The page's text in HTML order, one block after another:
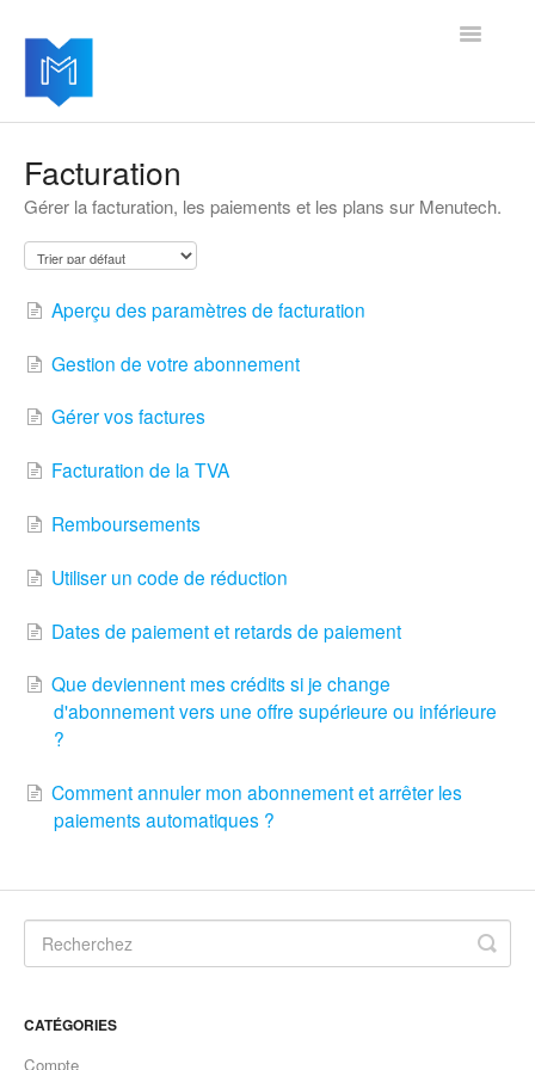
Toggle
Gestion des paramètres
Ajouter des modules avancés
Mises à jour du logiciel
Facturation
Gérer la facturation, les paiements et les plans sur Menutech.
Aperçu des paramètres de facturation
Gestion de votre abonnement
Gérer vos factures
Facturation de la TVA
Remboursements
Utiliser un code de réduction
Dates de paiement et retards de paiement
Que deviennent mes crédits si je change
d'abonnement vers une offre supérieure ou inférieure
?
Comment annuler mon abonnement et arrêter les
paiements automatiques ?
CATÉGORIES
Compte